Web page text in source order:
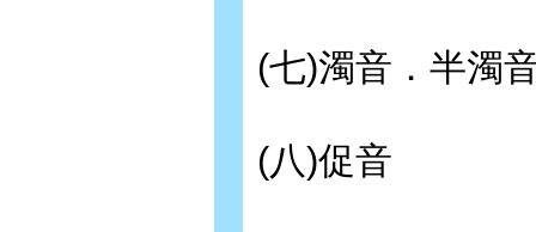
(七)濁音．半濁
(八)促音